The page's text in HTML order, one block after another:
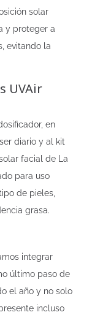
solar
y proteger a
evitando la
UVAir
en
diario y al kit
facial de La
para uso
de pieles,
grasa.
integrar
último paso de
el año y no solo
incluso